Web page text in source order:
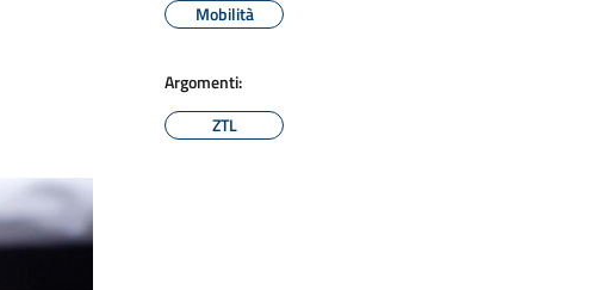
Mobilità
Argomenti:
ZTL